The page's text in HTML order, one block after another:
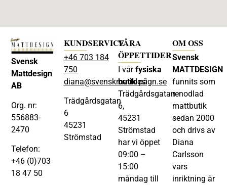
Svensk
Mattdesign
AB
Org. nr:
556883-
2470
Telefon:
+46 (0)703
18 47 50
KUNDSERVICE
+46 703 184
750
diana@svenskmattdesign.se
Trädgårdsgatan
6
45231
Strömstad
VÅRA
ÖPPETTIDER
I vårfysiska
butikpå
Trädgårdsgatan
6,
45231
Strömstad
har vi öppet
09:00 –
15:00
måndag till
OM OSS
Svensk
MATTDESIGN
funnits som
renodlad
mattbutik
sedan 2000
och drivs av
Diana
Carlsson
vars
inriktning är